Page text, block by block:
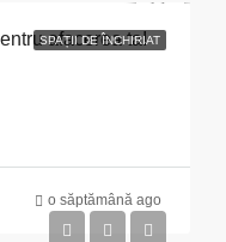
SPAȚII DE ÎNCHIRIAT
afacerea ta!
o săptămână ago